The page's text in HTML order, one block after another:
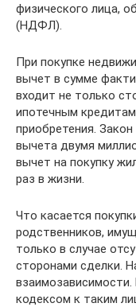
физического лица,
(НДФЛ).
При покупке
вычет в сумме
входит не только
ипотечным
приобретения.
вычета двумя
вычет на покупку
раз в жизни.
Что касается
родственников,
только в случае
сторонами сделки.
кодексом к таким